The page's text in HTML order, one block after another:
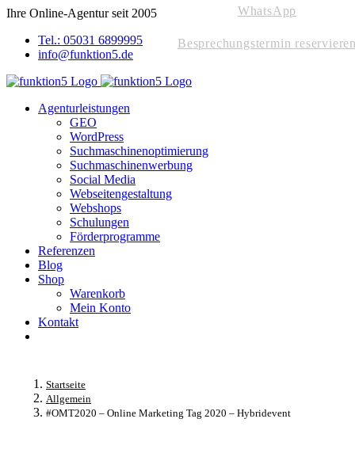
Skip
content
Ihre Online-Agentur seit 2005
Tel.: 05031 6899995
info@funktion5.de
Agenturleistungen
GEO
WordPress
Suchmaschinenoptimierung
Suchmaschinenwerbung
Social Media
Webseitengestaltung
Webshops
Schulungen
Förderprogramme
Referenzen
Blog
Shop
Warenkorb
Mein Konto
Kontakt
Startseite
Allgemein
#OMT2020 – Online Marketing Tag 2020 – Hybridevent
WhatsApp
Besprechungstermin